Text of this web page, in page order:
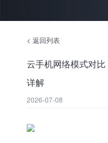
< 返回列表
云手机网络模式对
详解
2026-07-08